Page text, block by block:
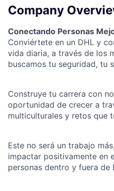
Company
Conectando Personas
Conviértete en un DHL y
vida diaria, a través de los
buscamos tu seguridad, tu
Construye tu carrera con
oportunidad de crecer a
multiculturales y retos que
Este no será un trabajo
impactar positivamente en
personas dentro y fuera de